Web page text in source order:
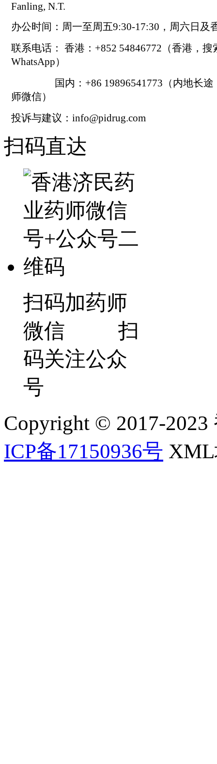
Fanling, N.T.
办公时间：周一至周五9:30-17:30，周六日及
联系电话： 香港：+852 54846772（香港，搜
WhatsApp）
国内：+86 19896541773（内地长途
师微信）
投诉与建议：info@pidrug.com
扫码直达
扫码加药师
微信 扫
码关注公众
号
Copyright © 2017-2023
ICP备17150936号